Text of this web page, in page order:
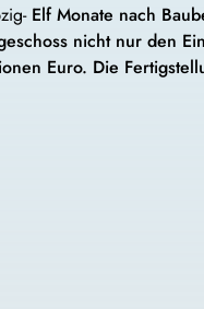
Elf Monate nach
nicht nur den
Euro. Die